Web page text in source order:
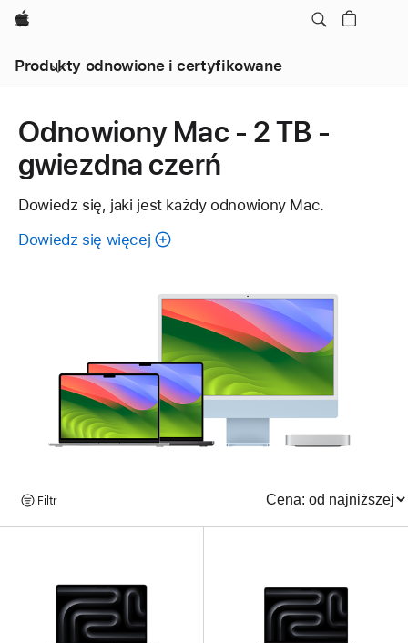
Apple
Produkty odnowione i certyfikowane
Odnowiony Mac - 2 TB -
gwiezdna czerń
Dowiedz się, jaki jest każdy odnowiony Mac.
Dowiedz się więcej
odnowionego
Maca.
Przeglądaj
produkty
Filtr